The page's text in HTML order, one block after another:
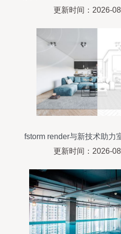
设施工
更新时间：2026-
fstorm render与新技术助力
果图的质
更新时间：2026-